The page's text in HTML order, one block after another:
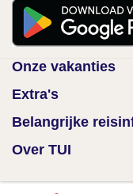
Onze vakanties
Extra's
Belangrijke
Over TUI